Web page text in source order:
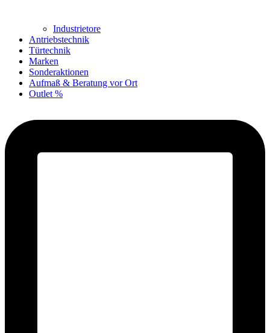
Industrietore
Antriebstechnik
Türtechnik
Marken
Sonderaktionen
Aufmaß & Beratung vor Ort
Outlet %